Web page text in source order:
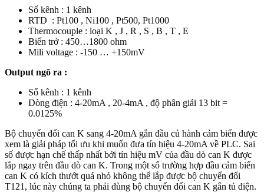
Số kênh : 1 kênh
RTD : Pt100 , Ni100 , Pt500, Pt1000
Thermocouple : loại K , J , R , S , B , T , E
Biến trở : 450…1800 ohm
Mili voltage : -150 … +150mV
Output ngõ ra :
Số kênh : 1 kênh
Dòng điện : 4-20mA , 20-4mA , độ phân giải 13 bit =
0.0125%
Bộ chuyển đổi can K sang 4-20mA gắn đầu củ hành cảm biến được
xem là giải pháp tối ưu khi muốn đưa tín hiệu 4-20mA về PLC. Sai
số được hạn chế thấp nhất bởi tín hiệu mV của đầu dò can K được
lắp ngay trên đầu dò can K. Trong một số trường hợp đầu cảm biến
can K có kích thướt quá nhỏ không thể lắp được bộ chuyển đổi
T121, lúc này chúng ta phải dùng bộ chuyển đổi can K gắn tủ điện.